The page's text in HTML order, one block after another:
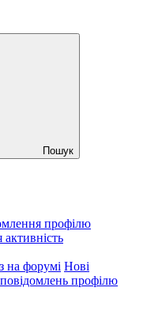
Пошук
профілю
на форумі Нові
профілю